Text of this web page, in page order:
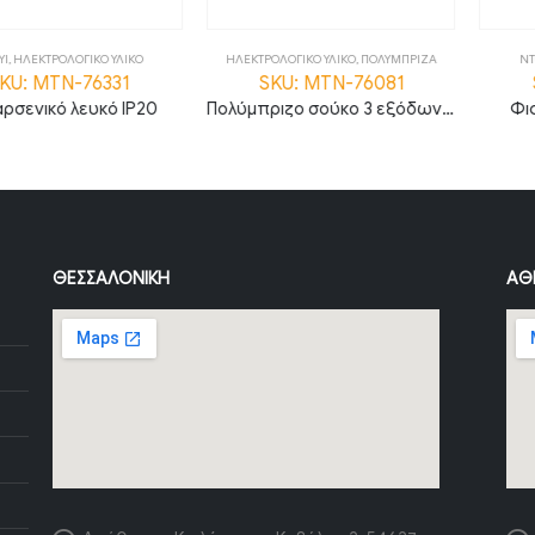
ΥΛΙΚΟ
76331
λευκό IP20
ΗΛΕΚΤΡΟΛΟΓΙΚΟ ΥΛΙΚΟ,ΠΟΛΥΜΠΡΙΖΑ
SKU: MTN-76081
Πολύμπριζο σούκο 3 εξόδων με 3 μέτρα καλώδιο διατομής 3G1.5 με διακόπτη
SKU:
Φις
ΘΕΣΣΑΛΟΝΊΚΗ